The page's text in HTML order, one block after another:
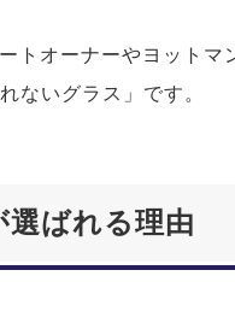
トオーナーやヨットマ
ないグラス」です。
ばれる理由